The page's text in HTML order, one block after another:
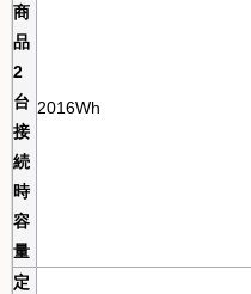
商
品
2
台
接
続
時
容
量
2016Wh
定